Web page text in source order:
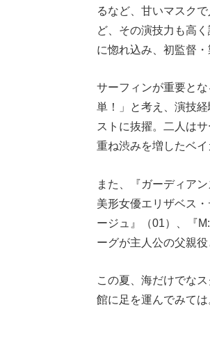
るなど、甘いマスク
ど、その演技力も高
に惚れ込み、初監督
サーフィンが重要と
単！」と考え、演技
ストに抜擢。二人は
重ね渋みを増したベ
また、『ガーディア
美形女優エリザベス
ージュ』（01）、『
ーグが主人公の父親役
この夏、海だけでな
館に足を運んでみては